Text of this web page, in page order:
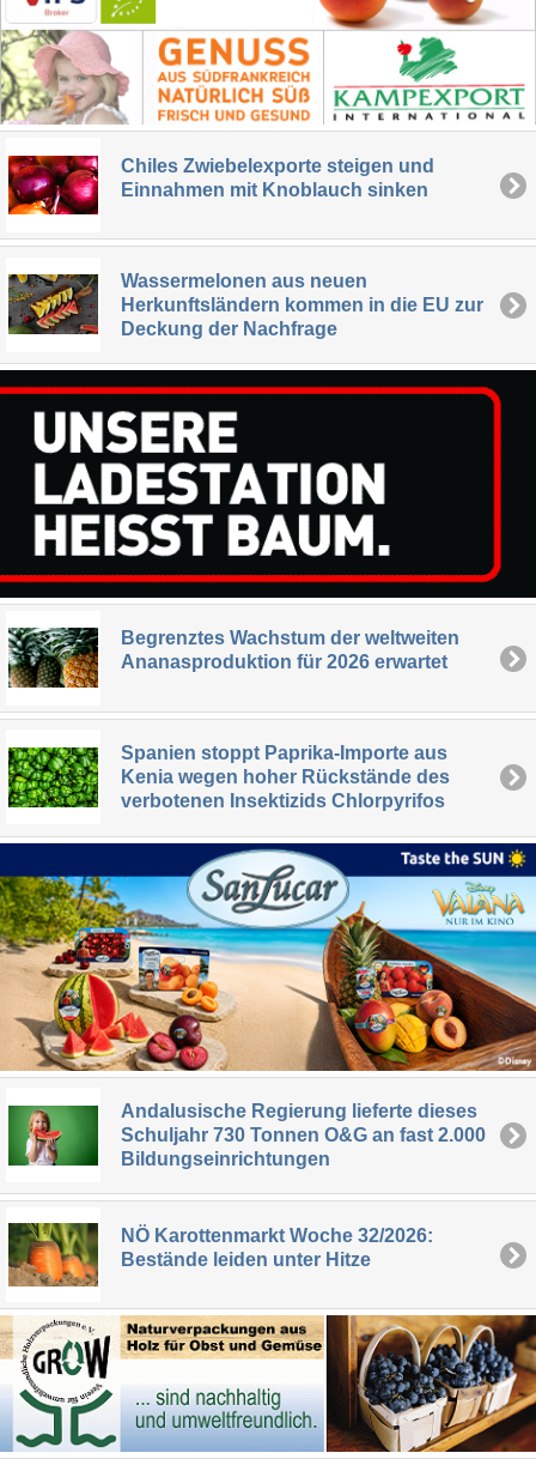
Chiles Zwiebelexporte steigen und
Einnahmen mit Knoblauch sinken
Wassermelonen aus neuen
Herkunftsländern kommen in die EU zur
Deckung der Nachfrage
Begrenztes Wachstum der weltweiten
Ananasproduktion für 2026 erwartet
Spanien stoppt Paprika-Importe aus
Kenia wegen hoher Rückstände des
verbotenen Insektizids Chlorpyrifos
Andalusische Regierung lieferte dieses
Schuljahr 730 Tonnen O&G an fast 2.000
Bildungseinrichtungen
NÖ Karottenmarkt Woche 32/2026:
Bestände leiden unter Hitze